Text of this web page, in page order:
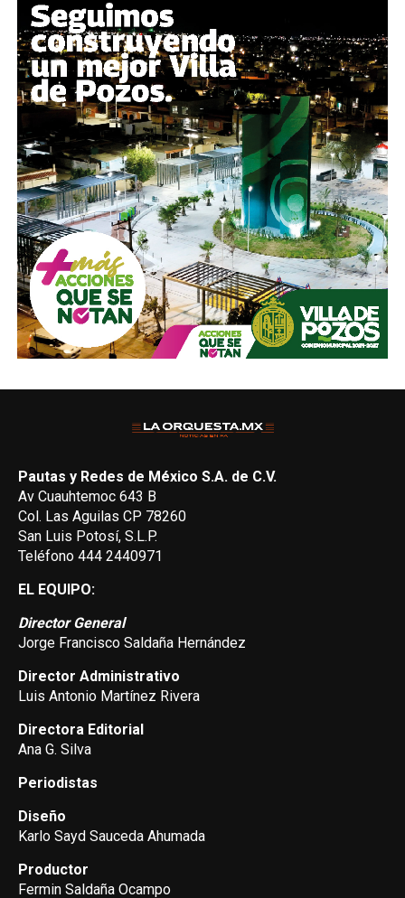
Pautas y Redes de México S.A. de C.V.
Av Cuauhtemoc 643 B
Col. Las Aguilas CP 78260
San Luis Potosí, S.L.P.
Teléfono 444 2440971
EL EQUIPO:
Director General
Jorge Francisco Saldaña Hernández
Director Administrativo
Luis Antonio Martínez Rivera
Directora Editorial
Ana G. Silva
Periodistas
Diseño
Karlo Sayd Sauceda Ahumada
Productor
Fermin Saldaña Ocampo